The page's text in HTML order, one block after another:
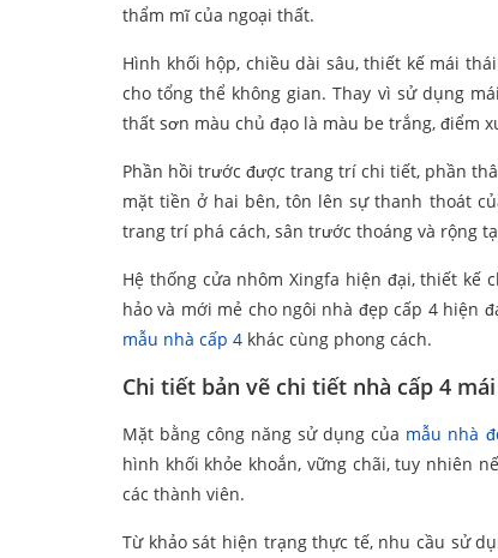
thẩm mĩ của ngoại thất.
Hình khối hộp, chiều dài sâu, thiết kế mái
cho tổng thể không gian. Thay vì sử dụng
thất sơn màu chủ đạo là màu be trắng, điểm
Phần hồi trước được trang trí chi tiết, phần
mặt tiền ở hai bên, tôn lên sự thanh thoát
trang trí phá cách, sân trước thoáng và rộng
Hệ thống cửa nhôm Xingfa hiện đại, thiết kế
hảo và mới mẻ cho ngôi nhà đẹp cấp 4 hiện
mẫu nhà cấp 4 khác cùng phong cách.
Chi tiết bản vẽ chi tiết nhà cấp 4
Mặt bằng công năng sử dụng của mẫu nhà
hình khối khỏe khoắn, vững chãi, tuy nhiên
các thành viên.
Từ khảo sát hiện trạng thực tế, nhu cầu sử